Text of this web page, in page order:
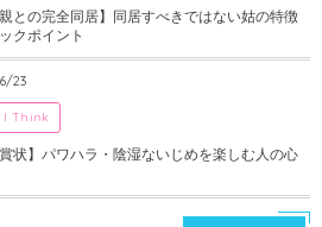
親との完全同居】同居すべきではない姑の特徴
クポイント
23
I Think
賞状】パワハラ・陰湿ないじめを楽しむ人の心